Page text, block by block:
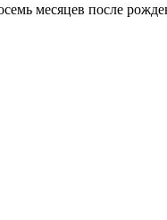
месяцев после